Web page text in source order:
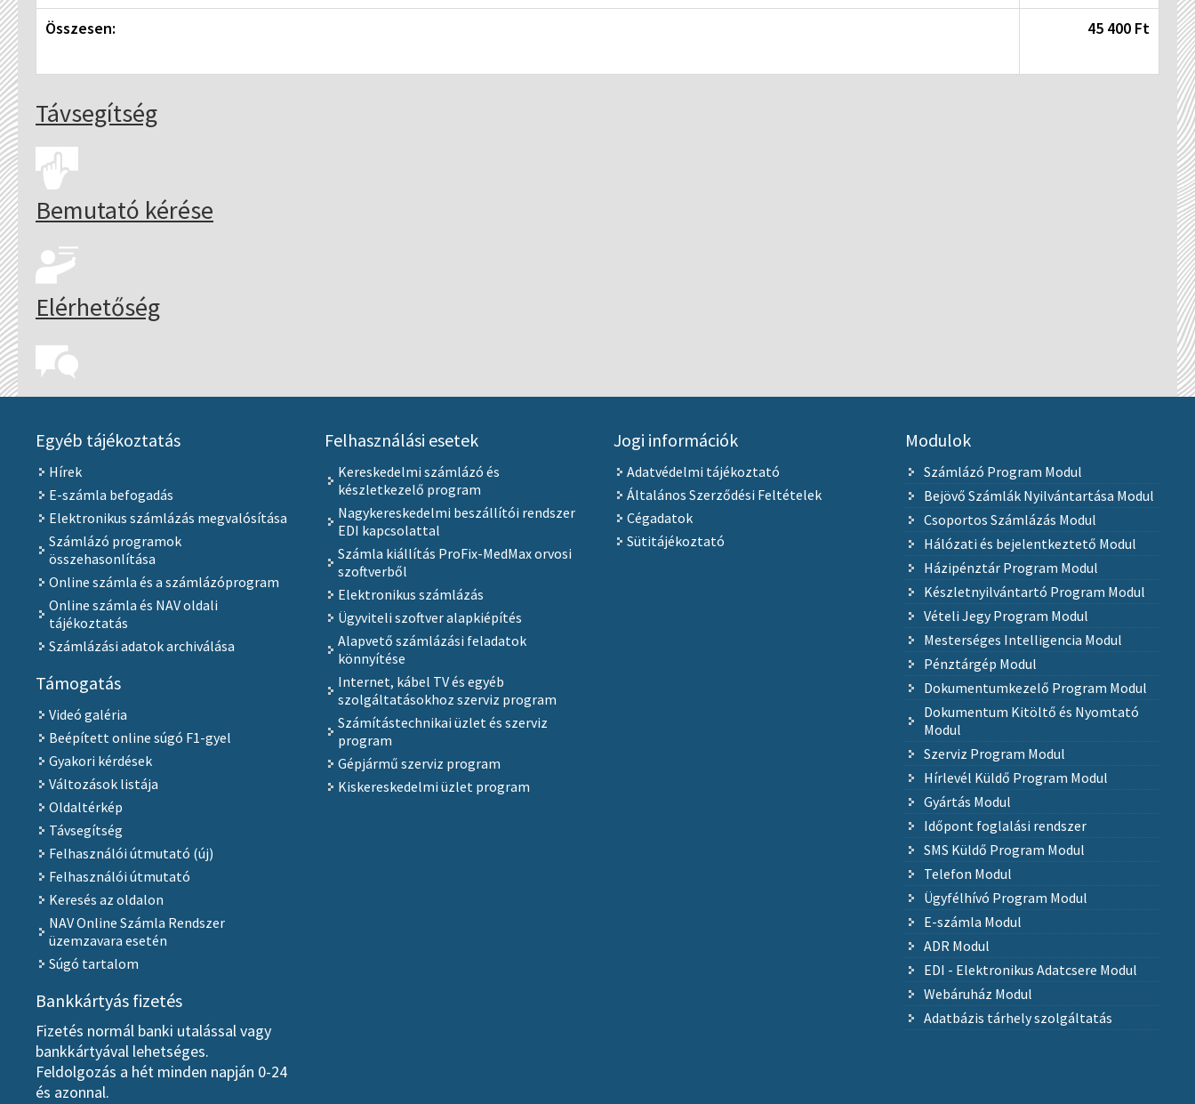
Összesen: 45 400 Ft
Távsegítség
Bemutató kérése
Elérhetőség
Egyéb tájékoztatás
Hírek
E-számla befogadás
Elektronikus számlázás megvalósítása
Számlázó programok
összehasonlítása
Online számla és a számlázóprogram
Online számla és NAV oldali
tájékoztatás
Számlázási adatok archiválása
Támogatás
Videó galéria
Beépített online súgó F1-gyel
Gyakori kérdések
Változások listája
Oldaltérkép
Távsegítség
Felhasználói útmutató (új)
Felhasználói útmutató
Keresés az oldalon
NAV Online Számla Rendszer
üzemzavara esetén
Súgó tartalom
Bankkártyás fizetés
Fizetés normál banki utalással vagy
bankkártyával lehetséges.
Feldolgozás a hét minden napján 0-24
és azonnal.
Felhasználási esetek
Kereskedelmi számlázó és
készletkezelő program
Nagykereskedelmi beszállítói rendszer
EDI kapcsolattal
Számla kiállítás ProFix-MedMax orvosi
szoftverből
Elektronikus számlázás
Ügyviteli szoftver alapkiépítés
Alapvető számlázási feladatok
könnyítése
Internet, kábel TV és egyéb
szolgáltatásokhoz szerviz program
Számítástechnikai üzlet és szerviz
program
Gépjármű szerviz program
Kiskereskedelmi üzlet program
Jogi információk
Adatvédelmi tájékoztató
Általános Szerződési Feltételek
Cégadatok
Sütitájékoztató
Modulok
Számlázó Program Modul
Bejövő Számlák Nyilvántartása Modul
Csoportos Számlázás Modul
Hálózati és bejelentkeztető Modul
Házipénztár Program Modul
Készletnyilvántartó Program Modul
Vételi Jegy Program Modul
Mesterséges Intelligencia Modul
Pénztárgép Modul
Dokumentumkezelő Program Modul
Dokumentum Kitöltő és Nyomtató
Modul
Szerviz Program Modul
Hírlevél Küldő Program Modul
Gyártás Modul
Időpont foglalási rendszer
SMS Küldő Program Modul
Telefon Modul
Ügyfélhívó Program Modul
E-számla Modul
ADR Modul
EDI - Elektronikus Adatcsere Modul
Webáruház Modul
Adatbázis tárhely szolgáltatás